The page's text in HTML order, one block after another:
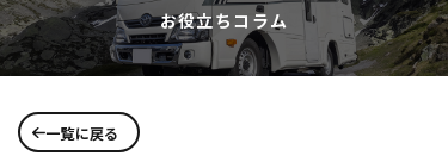
キ
ッ
プ
お役立ちコラム
一覧に戻る